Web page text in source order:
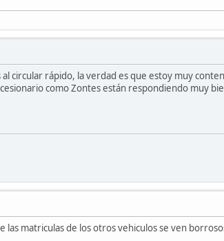
circular rápido, la verdad es que estoy muy
como Zontes están respondiendo muy
matriculas de los otros vehiculos se ven